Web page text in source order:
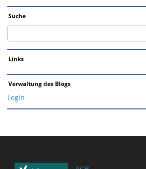
Suche
Links
Verwaltung des Blogs
Login